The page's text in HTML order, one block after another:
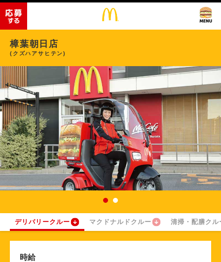
樟葉朝日店
(クズハアサヒテン)
デリバリークルー マクドナルドクルー 清掃・配膳クル
時給